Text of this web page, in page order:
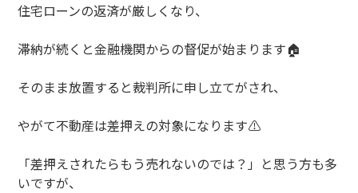
住宅ローンの返済が厳しくなり、
滞納が続くと金融機関からの督促が始まります🏠
そのまま放置すると裁判所に申し立てがされ、
やがて不動産は差押えの対象になります⚠️
「差押えされたらもう売れないのでは？」と思う方も多
いですが、